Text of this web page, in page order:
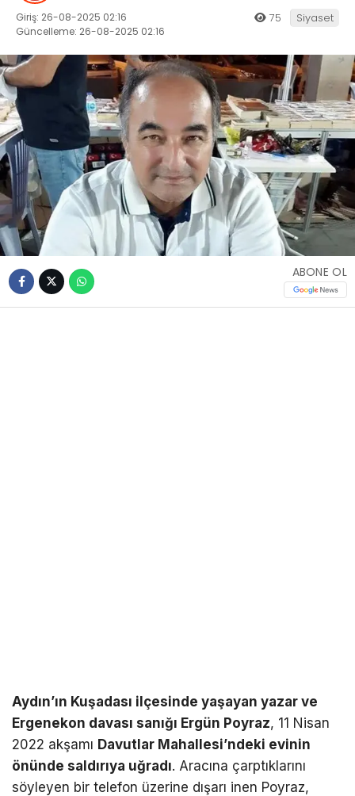
Giriş: 26-08-2025 02:16
Güncelleme: 26-08-2025 02:16
75 Siyaset
ABONE OL
Aydın’ın Kuşadası ilçesinde yaşayan yazar ve
Ergenekon davası sanığı Ergün Poyraz, 11 Nisan
2022 akşamı Davutlar Mahallesi’ndeki evinin
önünde saldırıya uğradı. Aracına çarptıklarını
söyleyen bir telefon üzerine dışarı inen Poyraz,